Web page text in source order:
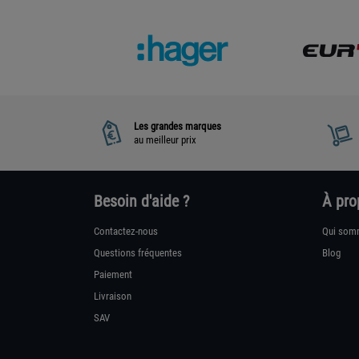
Les grandes marques
au meilleur prix
Besoin d'aide ?
Contactez-nous
Questions fréquentes
Paiement
Livraison
SAV
À
Qui
Blog